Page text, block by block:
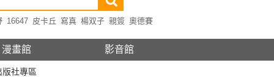
16647 皮卡丘 寫真 楊双子 親簽 奧德賽
漫畫館 影音館
版社專區